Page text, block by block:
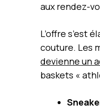
aux rendez-
L’offre s’est
couture. Les
devienne un
baskets «